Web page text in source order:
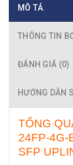
MÔ TẢ
THÔNG TIN
ĐÁNH GIÁ (0)
HƯỚNG DẪN
TỔNG
24FP-4G-
SFP